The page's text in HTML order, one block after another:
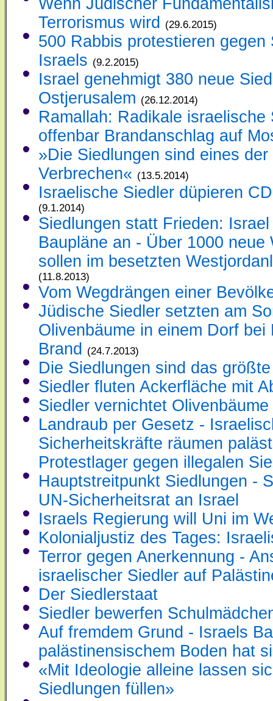
Wenn Jüdischer
Terrorismus wird
(29.6.2015)
500 Rabbis protestieren gegen
Israels (9.2.2015)
Israel genehmigt 380 neue
Ostjerusalem (26.12.2014)
Ramallah: Radikale israelische
offenbar Brandanschlag auf
»Die Siedlungen sind eines
Verbrechen« (13.5.2014)
Israelische Siedler düpieren
(9.1.2014)
Siedlungen statt Frieden:
Baupläne an - Über 1000 neue
sollen im besetzten
(11.8.2013)
Vom Wegdrängen einer
Jüdische Siedler setzten am
Olivenbäume in einem Dorf bei
Brand
(24.7.2013)
Die Siedlungen sind das
Siedler fluten Ackerfläche mit
Siedler vernichtet Olivenbäume
Landraub per Gesetz -
Sicherheitskräfte räumen
Protestlager gegen illegalen
Hauptstreitpunkt Siedlungen -
UN-Sicherheitsrat an Israel
Israels Regierung will Uni im
Kolonialjustiz des Tages:
Terror gegen Anerkennung -
israelischer Siedler auf
Der Siedlerstaat
Siedler bewerfen
Auf fremdem Grund - Israels
palästinensischem Boden hat
«Mit Ideologie alleine lassen
Siedlungen füllen»